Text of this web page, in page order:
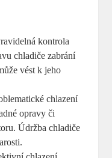
kontrola
chladiče zabrání
vést k jeho
chlazení
opravy či
Údržba chladiče